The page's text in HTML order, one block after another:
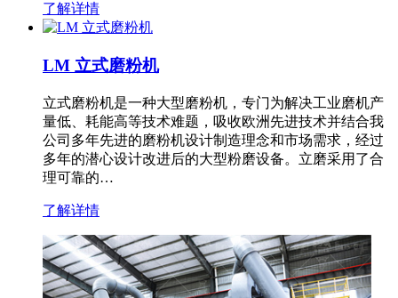
了解详情
LM 立式磨粉机
立式磨粉机是一种大型磨粉机，专门为解决工业磨机产
量低、耗能高等技术难题，吸收欧洲先进技术并结合我
公司多年先进的磨粉机设计制造理念和市场需求，经过
多年的潜心设计改进后的大型粉磨设备。立磨采用了合
理可靠的…
了解详情